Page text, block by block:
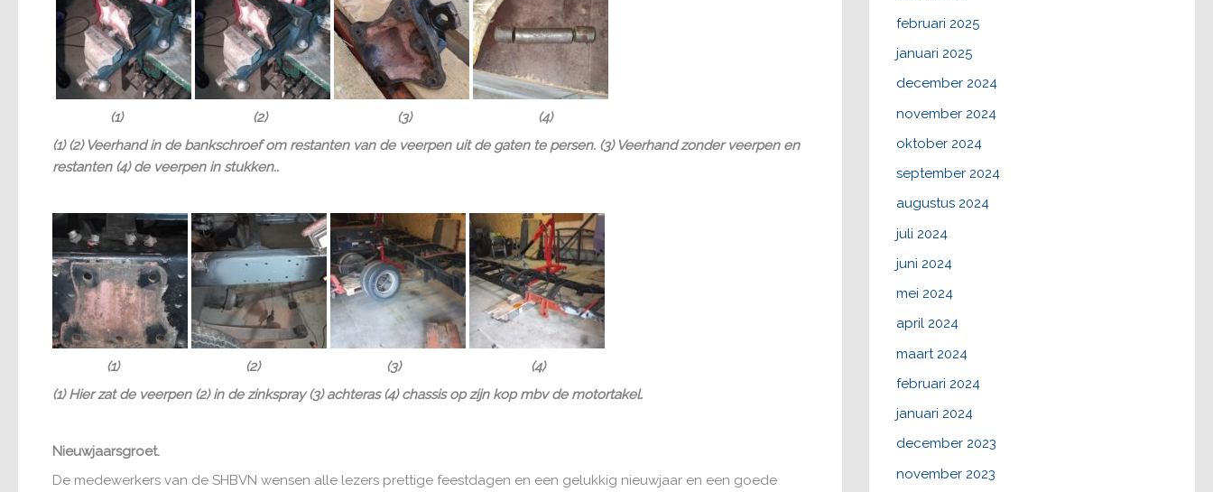
(1) (2) (3) (4)
(1) (2) Veerhand in de bankschroef om restanten van de veerpen uit de gaten te persen. (3) Veerhand zonder veerpen en
restanten (4) de veerpen in stukken..
(1) (2) (3) (4)
(1) Hier zat de veerpen (2) in de zinkspray (3) achteras (4) chassis op zijn kop mbv de motortakel.
Nieuwjaarsgroet.
De medewerkers van de SHBVN wensen alle lezers prettige feestdagen en een gelukkig nieuwjaar en een goede
februari 2025
januari 2025
december 2024
november 2024
oktober 2024
september 2024
augustus 2024
juli 2024
juni 2024
mei 2024
april 2024
maart 2024
februari 2024
januari 2024
december 2023
november 2023